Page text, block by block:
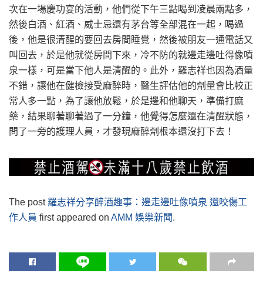
次在一場慶功宴的活動，他們從下午三點喝到凌晨兩點多，
然後白酒、紅酒、威士忌還有茅台等全部混在一起，喝過
後，他是很清醒的要回去房間睡覺，然後被朋友一通電話又
叫回去，於是他就從房間下來，冷不防的就邊走邊吐得像噴
泉一樣，可是當下他人是清醒的。此外，羅志祥也因為酒量
不錯，讓他在健檢接受麻醉時，醫生評估他的劑量會比較正
常人多一點，為了讓他放鬆，於是邊和他聊天，準備打麻
藥，結果聊著聊著過了一分鐘，他覺得怎麼還在清醒狀態，
問了一旁的護理人員，才發現麻醉劑根本還沒打下去！
The post 羅志祥分享醉酒趣事：邊走邊吐像噴泉 還咬傷工
作人員 first appeared on AMM 娛樂新聞.